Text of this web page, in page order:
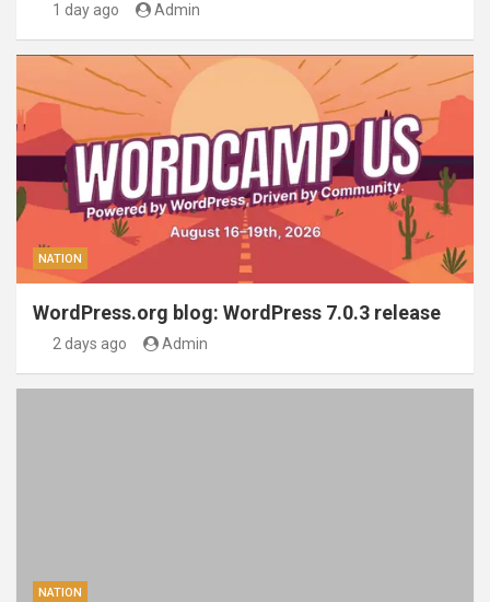
1 day ago Admin
NATION
WordPress.org blog: WordPress 7.0.3 release
2 days ago Admin
NATION